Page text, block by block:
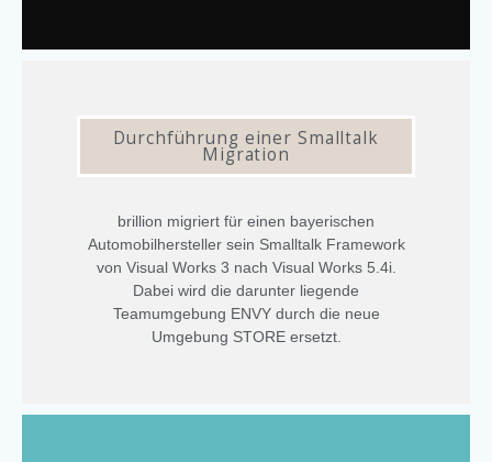
Durchführung einer Smalltalk
Migration
brillion migriert für einen bayerischen
Automobilhersteller sein Smalltalk Framework
von Visual Works 3 nach Visual Works 5.4i.
Dabei wird die darunter liegende
Teamumgebung ENVY durch die neue
Umgebung STORE ersetzt.